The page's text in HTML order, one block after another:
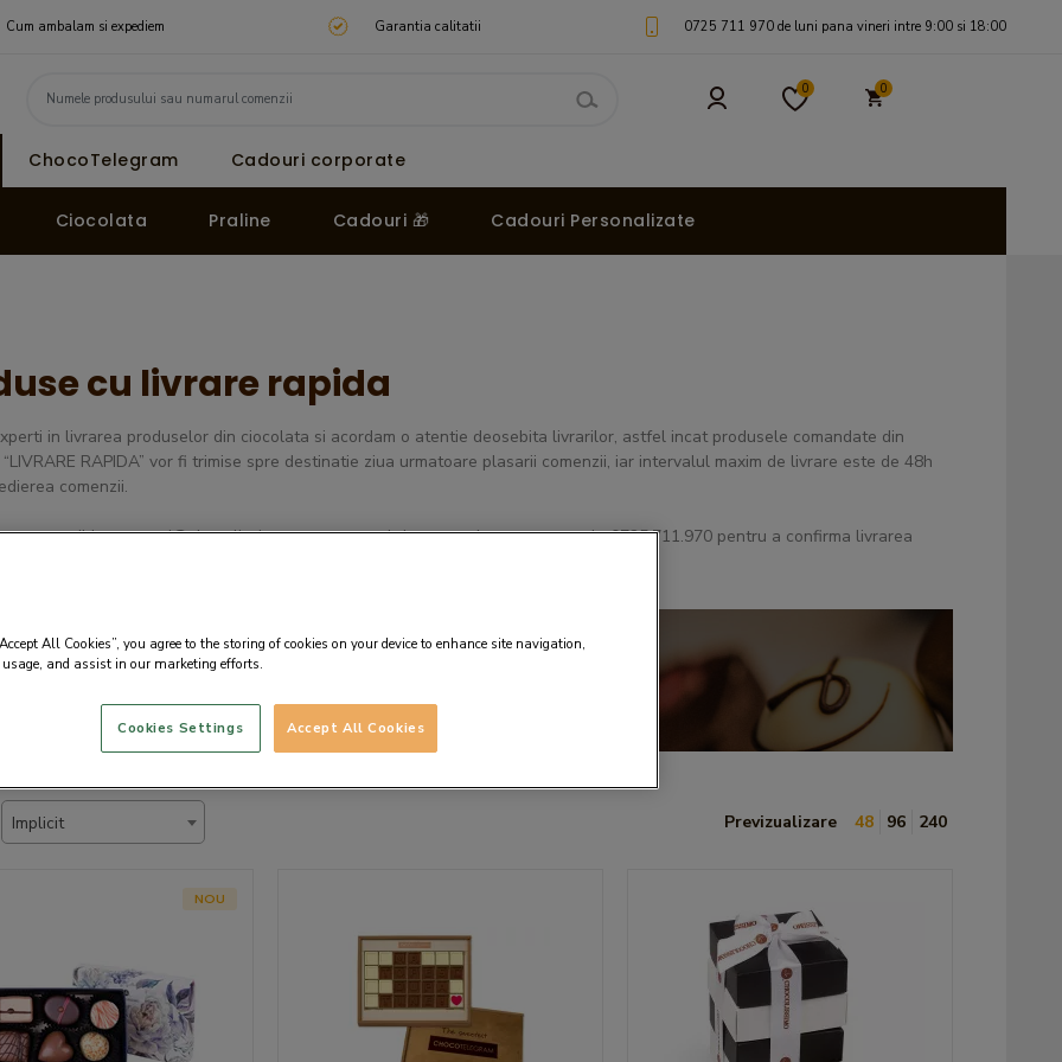
Cum ambalam si expediem Garantia calitatii 0725 711 970 de luni pana vineri intre 9:00 si 18:00
0 0
ChocoTelegram Cadouri corporate
Ciocolata Praline Cadouri 🎁 Cadouri Personalizate
cu livrare rapida
in livrarea produselor din ciocolata si acordam o atentie deosebita livrarilor, astfel incat produsele comandate din
RAPIDA” vor fi trimise spre destinatie ziua urmatoare plasarii comenzii, iar intervalul maxim de livrare este de 48h
comenzii.
un un email la comenzi@chocolissimo.ro cu numarul de comanda sau suna ne la 0725.711.970 pentru a confirma livrarea
rapida 🚚
Implicit Previzualizare 48 96 240
NOU
All Cookies”, you agree to the storing of cookies on your device to enhance site navigation,
and assist in our marketing efforts.
Accept All Cookies
Cookies Settings